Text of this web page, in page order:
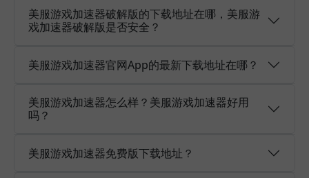
美服游戏加速器破解版的下载地址在哪，美服游
戏加速器破解版是否安全？
美服游戏加速器官网App的最新下载地址在哪？
美服游戏加速器怎么样？美服游戏加速器好用
吗？
美服游戏加速器免费版下载地址？